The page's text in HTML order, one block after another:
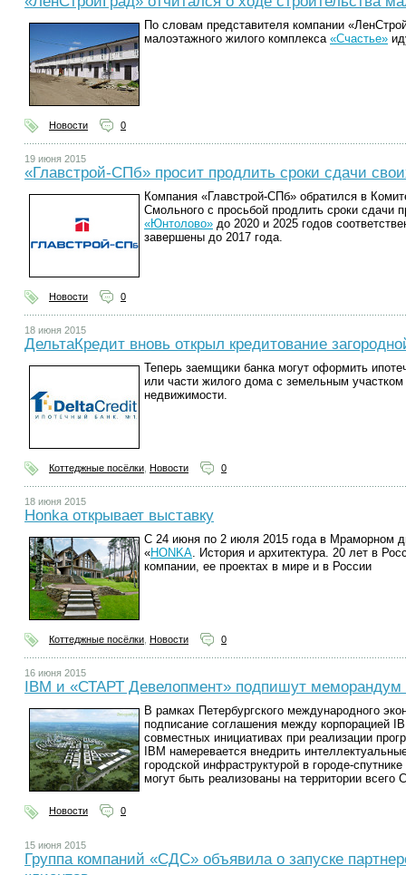
По словам представителя компании
малоэтажного жилого комплекса «Счастье»
Новости 0
19 июня 2015
«Главстрой-СПб» просит продлить сроки сдачи
Компания «Главстрой-СПб» обратился в
Смольного с просьбой продлить сроки сдачи
«Юнтолово» до 2020 и 2025 годов
завершены до 2017 года.
Новости 0
18 июня 2015
ДельтаКредит вновь открыл кредитование
Теперь заемщики банка могут оформить
или части жилого дома с земельным участком
недвижимости.
Коттеджные посёлки Новости 0
18 июня 2015
Honka открывает выставку
С 24 июня по 2 июля 2015 года в Мраморном
«HONKA. История и архитектура. 20 лет в
компании, ее проектах в мире и в России
Коттеджные посёлки Новости 0
16 июня 2015
IBM и «СТАРТ Девелопмент» подпишут меморандум
В рамках Петербургского международного
подписание соглашения между корпорацией
совместных инициативах при реализации
IBM намеревается внедрить
городской инфраструктурой в городе-спутнике
могут быть реализованы на территории всего
Новости 0
15 июня 2015
Группа компаний «СДС» объявила о запуске